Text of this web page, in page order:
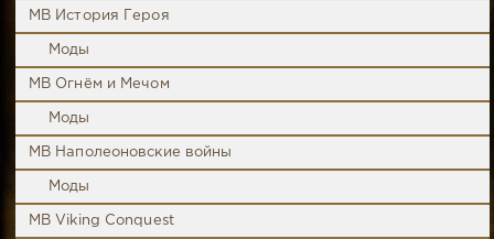
MB История Героя
Моды
MB Огнём и Мечом
Моды
MB Наполеоновские войны
Моды
MB Viking Conquest